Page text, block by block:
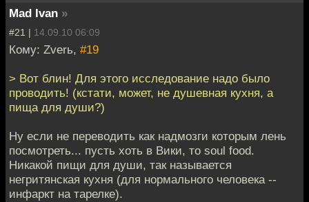
Mad Ivan »
#21 | 14.09.10 06:09
Кому: Zverь, #19
> Вот блин! Для этого исследование надо было
проводить! (кстати, может, не душевная кухня, а
пища для души?)
Ну если не переводить как надмозги которым лень
посмотреть... пусть хоть в Вики, то soul food.
Никакой пищи для души, так называется
негритянская кухня (для нормального человека --
инфаркт на тарелке).